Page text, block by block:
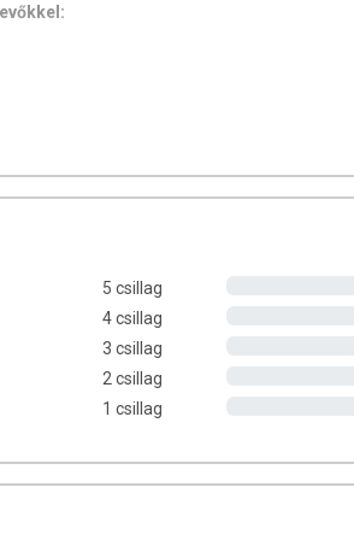
lauroyl sarcosinate, Sodium
5 csillag
4 csillag
3 csillag
2 csillag
1 csillag